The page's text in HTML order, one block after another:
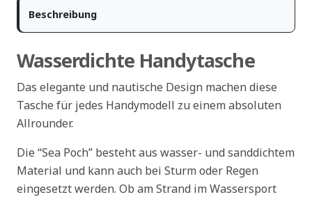
Beschreibung
Wasserdichte Handytasche
Das elegante und nautische Design machen diese
Tasche für jedes Handymodell zu einem absoluten
Allrounder.
Die “Sea Poch” besteht aus wasser- und sanddichtem
Material und kann auch bei Sturm oder Regen
eingesetzt werden. Ob am Strand im Wassersport